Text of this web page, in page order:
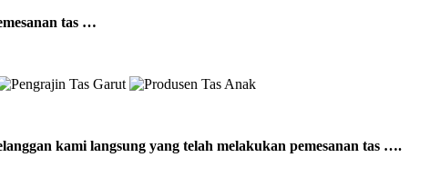
tas …
kami langsung yang telah melakukan pemesanan tas ….